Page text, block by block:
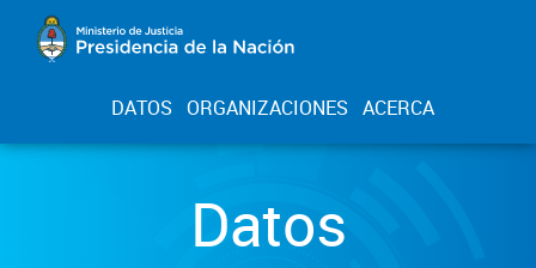
DATOS ORGANIZACIONES ACERCA
Datos